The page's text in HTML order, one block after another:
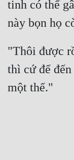
tinh có thể
"Thôi được
thì cứ để